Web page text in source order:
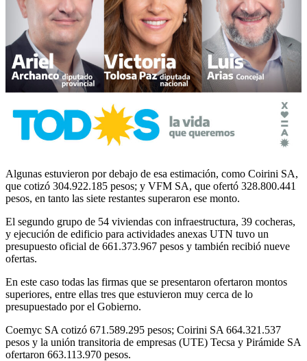
Algunas estuvieron por debajo de esa estimación, como Coirini SA,
que cotizó 304.922.185 pesos; y VFM SA, que ofertó 328.800.441
pesos, en tanto las siete restantes superaron ese monto.
El segundo grupo de 54 viviendas con infraestructura, 39 cocheras,
y ejecución de edificio para actividades anexas UTN tuvo un
presupuesto oficial de 661.373.967 pesos y también recibió nueve
ofertas.
En este caso todas las firmas que se presentaron ofertaron montos
superiores, entre ellas tres que estuvieron muy cerca de lo
presupuestado por el Gobierno.
Coemyc SA cotizó 671.589.295 pesos; Coirini SA 664.321.537
pesos y la unión transitoria de empresas (UTE) Tecsa y Pirámide SA
ofertaron 663.113.970 pesos.